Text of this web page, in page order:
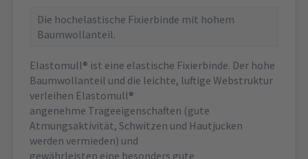
Die hochelastische Fixierbinde mit hohem
Baumwollanteil.
Elastomull® ist eine elastische Fixierbinde. Der hohe
Baumwollanteil und die leichte, luftige Webstruktur
verleihen Elastomull®
angenehme Trageeigenschaften (gute
Atmungsaktivität, Schwitzen und Hautjucken
werden vermieden) und
gewährleisten eine besonders gute